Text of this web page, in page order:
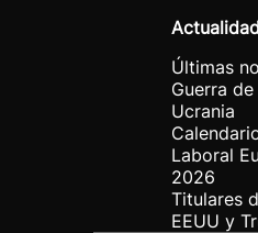
Últimas
Guerra de
Ucrania
Laboral
2026
Titulares
EEUU y